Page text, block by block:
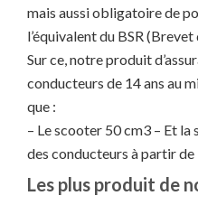
mais aussi obligatoire de
l’équivalent du BSR
Sur ce, notre produit
conducteurs de 14 ans au
que :
– Le scooter 50 cm3 – Et la
des conducteurs à partir de
Les plus produit de